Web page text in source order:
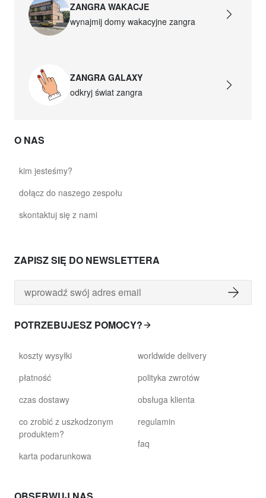
ZANGRA WAKACJE
wynajmij domy wakacyjne zangra
ZANGRA GALAXY
odkryj świat zangra
O NAS
kim jesteśmy?
dołącz do naszego zespołu
skontaktuj się z nami
ZAPISZ SIĘ DO NEWSLETTERA
POTRZEBUJESZ POMOCY?
koszty wysyłki
płatność
czas dostawy
co zrobić z uszkodzonym
produktem?
karta podarunkowa
worldwide delivery
polityka zwrotów
obsługa klienta
regulamin
faq